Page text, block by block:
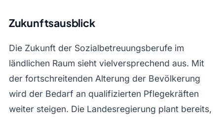
Zukunftsausblick
Die Zukunft der Sozialbetreuungsberufe im
ländlichen Raum sieht vielversprechend aus. Mit
der fortschreitenden Alterung der Bevölkerung
wird der Bedarf an qualifizierten Pflegekräften
weiter steigen. Die Landesregierung plant bereits,